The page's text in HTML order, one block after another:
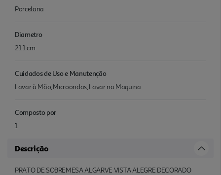
Porcelana
Diametro
21.1 cm
Cuidados de Uso e Manutenção
Lavar à Mão, Microondas, Lavar na Maquina
Composto por
1
Descrição
PRATO DE SOBREMESA ALGARVE VISTA ALEGRE DECORADO